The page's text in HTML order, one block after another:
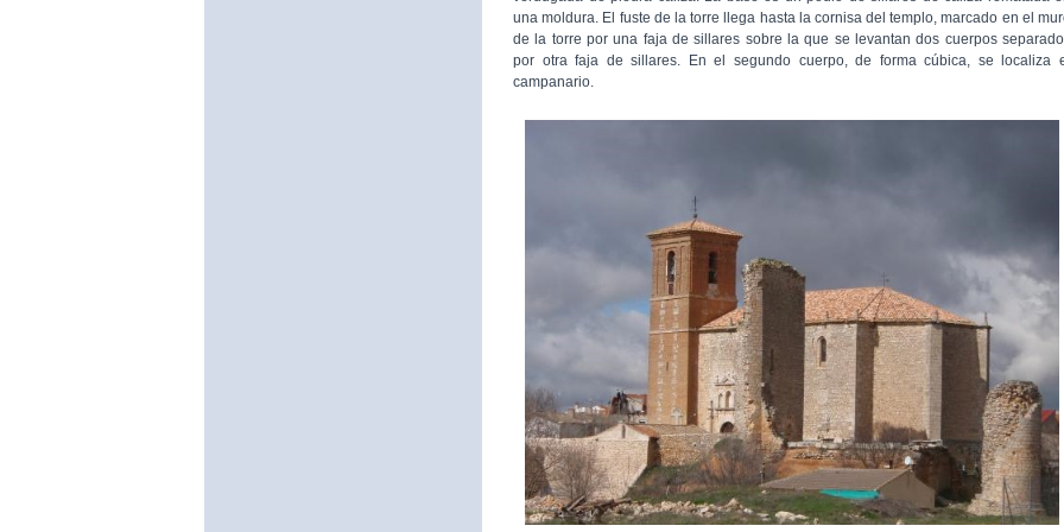
una moldura. El fuste de la torre llega hasta la cornisa del templo, marcado en el
de la torre por una faja de sillares sobre la que se levantan dos cuerpos
por otra faja de sillares. En el segundo cuerpo, de forma cúbica, se localiza
campanario.